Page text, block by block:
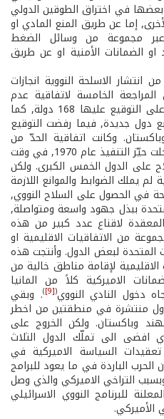
بعضها في اختراق الطوقين الدولي
إما عن طريق المنع المادي او
عبر مجموعة من وسائل الضغط
الضمانات الأمنية او عن طريق
الاسلحة النووية انجازات
الخامسة لاتفاقية عدم
الانتشار عام 1995, التي وافقت على التوقيع عليها 168 دولة, كما
دول جديدة, فيما رفضت التوقيع
وكانت اتفاقية الحدّ من
انتشار السلاح النووي قد أقرت ودخلت حيّز التنفيذ عام 1970, في وقت
على الدول الخمس الكبرى. ولكن
لم يملك الضوابط والموانع اللازمة
في الحصول على السلاح النووي,
ببذل جهود واسعة ومتواصلة,
لاقناع عدد كبير من هذه
من الاتفاقيات الاقليمية او
المتحدة لبعض الدول. وأنتجت هذه
لإقامة مناطق خالية من
الاميركية كلاً من المانيا
دخول النادي النووي(
[9]
). وبقي
دول منتشرة في منطقتين من اخطر
وباكستان. ولكن الخروج على
افضى الى تملّك الدول الثلاث
السياسة الاميركية في
الباردة في ما يعود للبرامج
التراخي الاميركي والذي وصل
للبرنامج النووي الاسرائيلي